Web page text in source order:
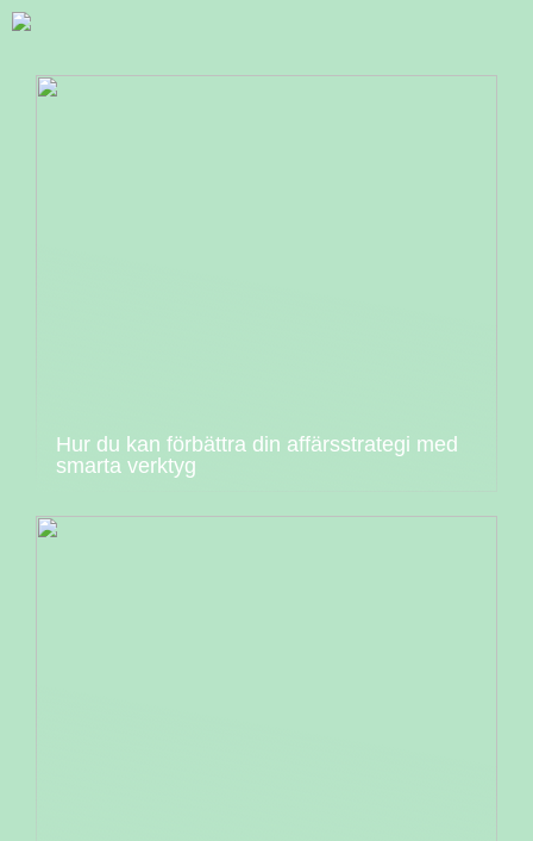
Hur du kan förbättra din affärsstrategi med
smarta verktyg